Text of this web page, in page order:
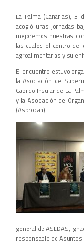
La Palma (Canarias),
acogió unas jornadas
mejoremos nuestras
las cuales el centro del
agroalimentarias y su
El encuentro estuvo
la Asociación de
Cabildo Insular de La
y la Asociación de
(Asprocan).
general de ASEDAS,
responsable de Asuntos